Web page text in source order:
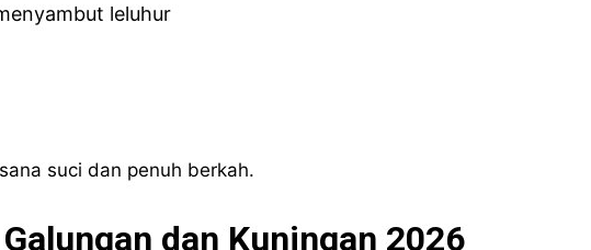
leluhur
suci dan penuh berkah.
dan Kuningan 2026